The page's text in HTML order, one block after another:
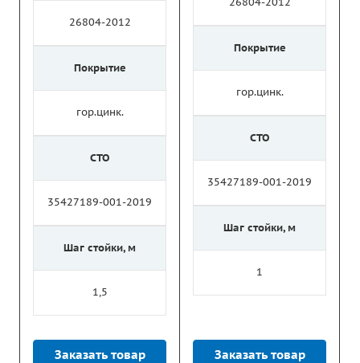
26804-2012
Покрытие
гор.цинк.
СТО
35427189-001-2019
Шаг стойки, м
1,5
Заказать товар
Покрытие
гор.цинк.
СТО
35427189-001-2019
Шаг стойки, м
1
Заказать товар